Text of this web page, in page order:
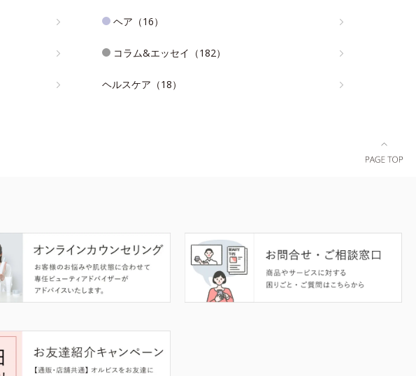
ヘア（16）
コラム&エッセイ（182）
ヘルスケア（18）